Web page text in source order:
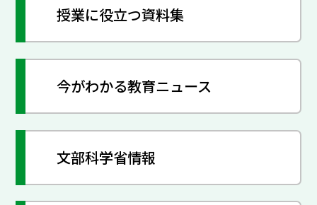
授業に役立つ資料集
今がわかる教育ニュース
文部科学省情報